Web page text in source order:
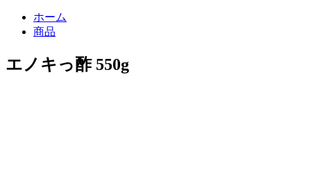
ホーム
商品
エノキっ酢 550g